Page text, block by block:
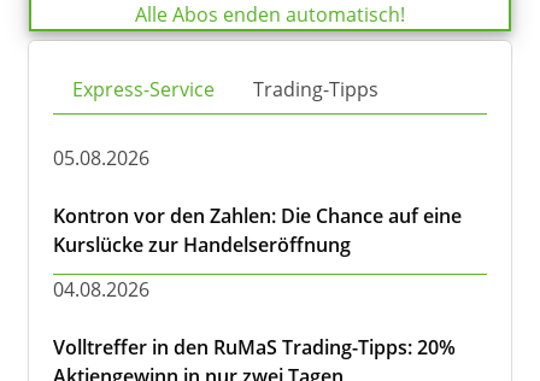
Alle Abos enden automatisch!
Express-Service Trading-Tipps
05.08.2026
Kontron vor den Zahlen: Die Chance auf eine
Kurslücke zur Handelseröffnung
04.08.2026
Volltreffer in den RuMaS Trading-Tipps: 20%